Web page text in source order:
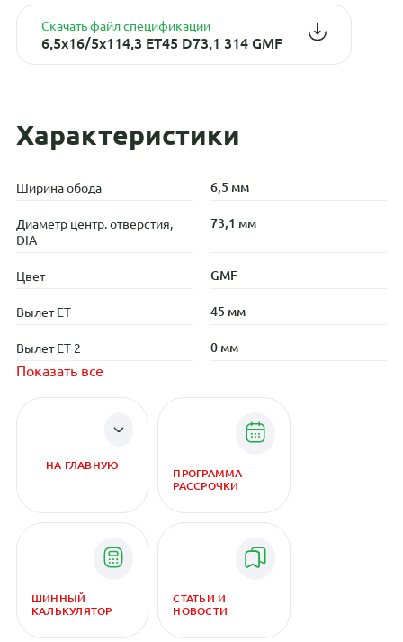
Скачать файл спецификации
6,5x16/5x114,3 ET45 D73,1 314 GMF
Характеристики
Ширина обода 6,5 мм
Диаметр центр. отверстия,
DIA
73,1 мм
Цвет GMF
Вылет ET 45 мм
Вылет ET 2 0 мм
Показать все
НА ГЛАВНУЮ
ПРОГРАММА
РАССРОЧКИ
ШИННЫЙ
КАЛЬКУЛЯТОР
СТАТЬИ И
НОВОСТИ